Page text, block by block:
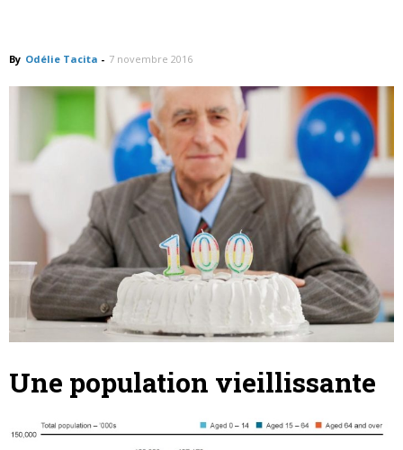
By Odélie Tacita - 7 novembre 2016
Une population vieillissante